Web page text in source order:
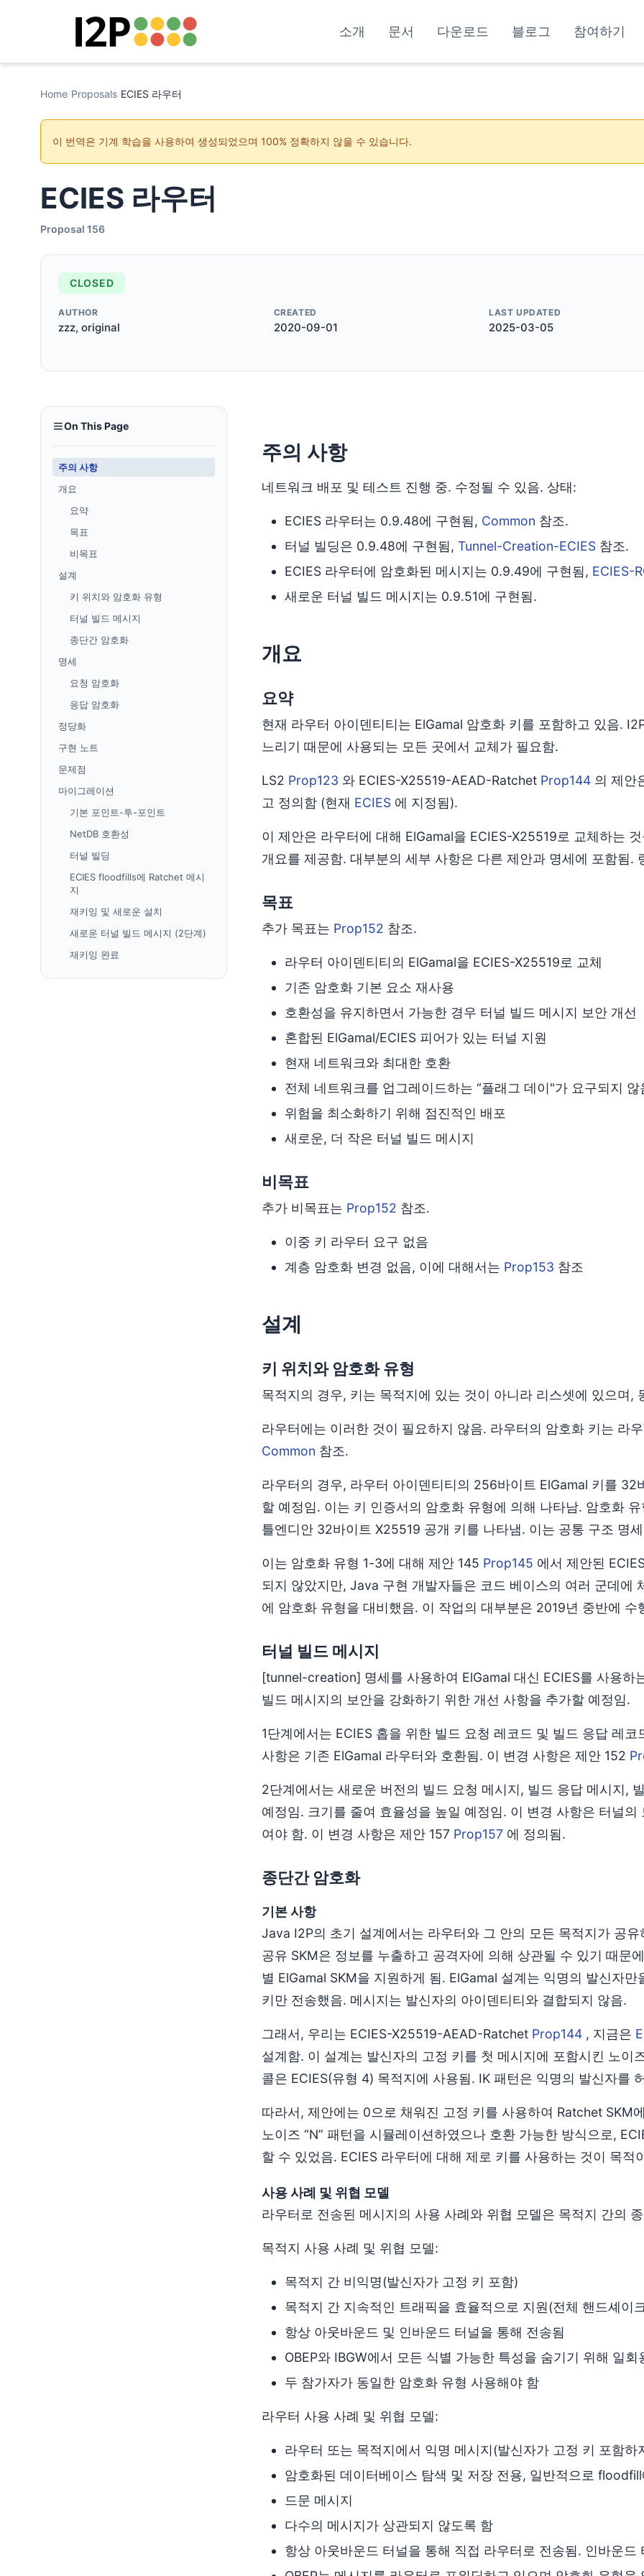
소개 문서 다운로드 블로그 참여하기
Home/Proposals/ECIES 라우터
이 번역은 기계 학습을 사용하여 생성되었으며 100% 정확하지 않을 수 있습니다.
ECIES 라우터
Proposal 156
CLOSED
AUTHOR
zzz, original
CREATED
2020-09-01
LAST UPDATED
2025-03-05
On This Page
주의 사항
개요
요약
목표
비목표
설계
키 위치와 암호화 유형
터널 빌드 메시지
종단간 암호화
명세
요청 암호화
응답 암호화
정당화
구현 노트
문제점
마이그레이션
기본 포인트-투-포인트
NetDB 호환성
터널 빌딩
ECIES floodfills에 Ratchet 메시
지
재키잉 및 새로운 설치
새로운 터널 빌드 메시지 (2단계)
재키잉 완료
주의 사항
네트워크 배포 및 테스트 진행 중. 수정될 수 있음. 상태:
ECIES 라우터는 0.9.48에 구현됨, Common 참조.
터널 빌딩은 0.9.48에 구현됨, Tunnel-Creation-ECIES 참조.
ECIES 라우터에 암호화된 메시지는 0.9.49에 구현됨, ECIES-
새로운 터널 빌드 메시지는 0.9.51에 구현됨.
개요
요약
현재 라우터 아이덴티티는 ElGamal 암호화 키를 포함하고 있음.
느리기 때문에 사용되는 모든 곳에서 교체가 필요함.
LS2 Prop123 와 ECIES-X25519-AEAD-Ratchet Prop144 의 제안
고 정의함 (현재 ECIES 에 지정됨).
이 제안은 라우터에 대해 ElGamal을 ECIES-X25519로 교체하는
개요를 제공함. 대부분의 세부 사항은 다른 제안과 명세에 포함됨.
목표
추가 목표는 Prop152 참조.
라우터 아이덴티티의 ElGamal을 ECIES-X25519로 교체
기존 암호화 기본 요소 재사용
호환성을 유지하면서 가능한 경우 터널 빌드 메시지 보안 개선
혼합된 ElGamal/ECIES 피어가 있는 터널 지원
현재 네트워크와 최대한 호환
전체 네트워크를 업그레이드하는 “플래그 데이"가 요구되지 않
위험을 최소화하기 위해 점진적인 배포
새로운, 더 작은 터널 빌드 메시지
비목표
추가 비목표는 Prop152 참조.
이중 키 라우터 요구 없음
계층 암호화 변경 없음, 이에 대해서는 Prop153 참조
설계
키 위치와 암호화 유형
목적지의 경우, 키는 목적지에 있는 것이 아니라 리스셋에 있으며,
라우터에는 이러한 것이 필요하지 않음. 라우터의 암호화 키는 라
Common 참조.
라우터의 경우, 라우터 아이덴티티의 256바이트 ElGamal 키를
할 예정임. 이는 키 인증서의 암호화 유형에 의해 나타남. 암호화
틀엔디안 32바이트 X25519 공개 키를 나타냄. 이는 공통 구조 명
이는 암호화 유형 1-3에 대해 제안 145 Prop145 에서 제안된
되지 않았지만, Java 구현 개발자들은 코드 베이스의 여러 군데에
에 암호화 유형을 대비했음. 이 작업의 대부분은 2019년 중반에 수
터널 빌드 메시지
[tunnel-creation] 명세를 사용하여 ElGamal 대신 ECIES를 사용하
빌드 메시지의 보안을 강화하기 위한 개선 사항을 추가할 예정임.
1단계에서는 ECIES 홉을 위한 빌드 요청 레코드 및 빌드 응답 레
사항은 기존 ElGamal 라우터와 호환됨. 이 변경 사항은 제안 152
2단계에서는 새로운 버전의 빌드 요청 메시지, 빌드 응답 메시지,
예정임. 크기를 줄여 효율성을 높일 예정임. 이 변경 사항은 터널
여야 함. 이 변경 사항은 제안 157 Prop157 에 정의됨.
종단간 암호화
기본 사항
Java I2P의 초기 설계에서는 라우터와 그 안의 모든 목적지가 공
공유 SKM은 정보를 누출하고 공격자에 의해 상관될 수 있기 때문
별 ElGamal SKM을 지원하게 됨. ElGamal 설계는 익명의 발신자
키만 전송했음. 메시지는 발신자의 아이덴티티와 결합되지 않음.
그래서, 우리는 ECIES-X25519-AEAD-Ratchet Prop144 , 지금은
설계함. 이 설계는 발신자의 고정 키를 첫 메시지에 포함시킨 노이
콜은 ECIES(유형 4) 목적지에 사용됨. IK 패턴은 익명의 발신자를
따라서, 제안에는 0으로 채워진 고정 키를 사용하여 Ratchet SKM
노이즈 “N” 패턴을 시뮬레이션하였으나 호환 가능한 방식으로,
할 수 있었음. ECIES 라우터에 대해 제로 키를 사용하는 것이 목적
사용 사례 및 위협 모델
라우터로 전송된 메시지의 사용 사례와 위협 모델은 목적지 간의
목적지 사용 사례 및 위협 모델:
목적지 간 비익명(발신자가 고정 키 포함)
목적지 간 지속적인 트래픽을 효율적으로 지원(전체 핸드셰이
항상 아웃바운드 및 인바운드 터널을 통해 전송됨
OBEP와 IBGW에서 모든 식별 가능한 특성을 숨기기 위해 일
두 참가자가 동일한 암호화 유형 사용해야 함
라우터 사용 사례 및 위협 모델:
라우터 또는 목적지에서 익명 메시지(발신자가 고정 키 포함하
암호화된 데이터베이스 탐색 및 저장 전용, 일반적으로
드문 메시지
다수의 메시지가 상관되지 않도록 함
항상 아웃바운드 터널을 통해 직접 라우터로 전송됨. 인바운드